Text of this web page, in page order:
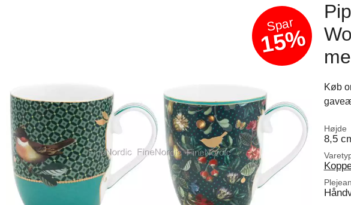
Spar
15%
Køb
Højde
8,5